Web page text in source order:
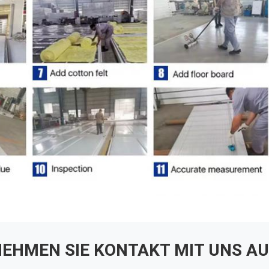
SIE KONTAKT MIT UNS